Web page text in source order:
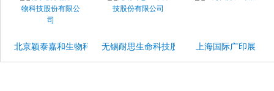
北京颖泰嘉和生物科技股份有限公司无锡耐思生命科技股份有限公司上海国际广印展